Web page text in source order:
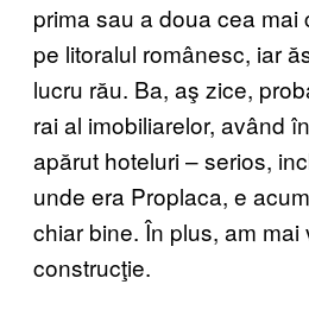
prima sau a doua cea mai
pe litoralul românesc, iar
lucru rău. Ba, aş zice,
rai al imobiliarelor, având
apărut hoteluri – serios,
unde era Proplaca, e
chiar bine. În plus, am
construcţie.